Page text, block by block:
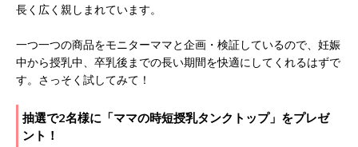
長く広く親しまれています。
一つ一つの商品をモニターママと企画・検証しているので、妊娠
中から授乳中、卒乳後までの長い期間を快適にしてくれるはずで
す。さっそく試してみて！
抽選で2名様に「ママの時短授乳タンクトップ」をプレゼ
ント！